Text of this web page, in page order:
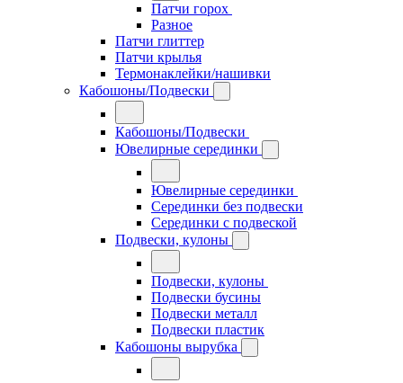
Патчи горох
Разное
Патчи глиттер
Патчи крылья
Термонаклейки/нашивки
Кабошоны/Подвески
Кабошоны/Подвески
Ювелирные серединки
Ювелирные серединки
Серединки без подвески
Серединки с подвеской
Подвески, кулоны
Подвески, кулоны
Подвески бусины
Подвески металл
Подвески пластик
Кабошоны вырубка